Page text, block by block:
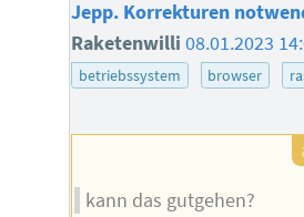
Jepp. Korrekturen
Raketenwilli08.01.2023
betriebssystem browser
kann das gutgehen?